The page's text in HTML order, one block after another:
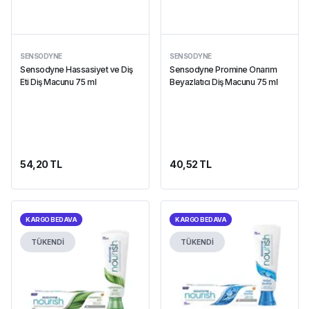
SENSODYNE
Sensodyne Hassasiyet ve Diş
Eti Diş Macunu 75 ml
54,20 TL
SENSODYNE
Sensodyne Promine Onarım
Beyazlatıcı Diş Macunu 75 ml
40,52 TL
KARGO BEDAVA
TÜKENDİ
KARGO BEDAVA
TÜKENDİ